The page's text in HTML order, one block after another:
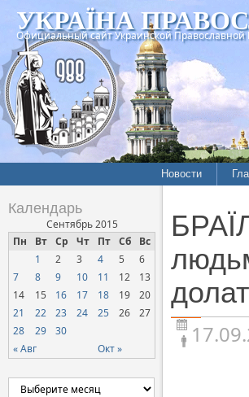
УКРАЇНА
Официальный сайт Украинской Православной
Новости
Календарь
Сентябрь 2015
Пн
Вт Ср Чт Пт Сб Вс
« Авг Окт »
1 2 3 4 5
6
7
8 9 10 11 12
13
14
15 16 17 18 19
20
21
22 23 24 25 26
27
28
29 30